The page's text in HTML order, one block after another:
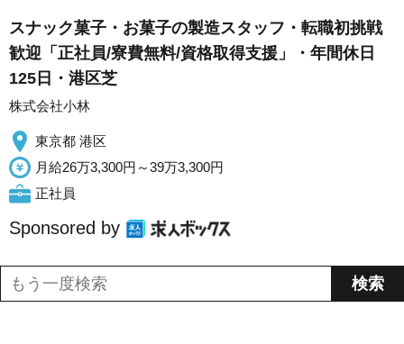
スナック菓子・お菓子の製造スタッフ・転職初挑戦
歓迎「正社員/寮費無料/資格取得支援」・年間休日
125日・港区芝
株式会社小林
東京都 港区
月給26万3,300円～39万3,300円
正社員
Sponsored by